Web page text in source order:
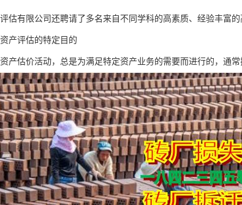
估有限公司还聘请了多名来自不同学科的高素质、经验丰富
产评估的特定目的
产估价活动，总是为满足特定资产业务的需要而进行的，通